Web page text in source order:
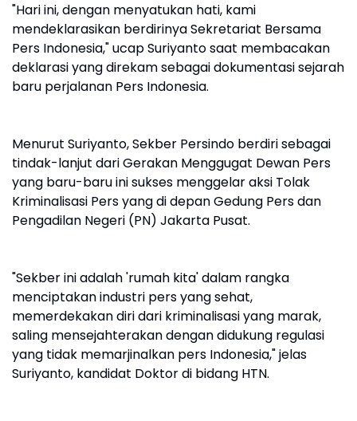
"Hari ini, dengan menyatukan hati, kami
mendeklarasikan berdirinya Sekretariat Bersama
Pers Indonesia," ucap Suriyanto saat membacakan
deklarasi yang direkam sebagai dokumentasi sejarah
baru perjalanan Pers Indonesia.
Menurut Suriyanto, Sekber Persindo berdiri sebagai
tindak-lanjut dari Gerakan Menggugat Dewan Pers
yang baru-baru ini sukses menggelar aksi Tolak
Kriminalisasi Pers yang di depan Gedung Pers dan
Pengadilan Negeri (PN) Jakarta Pusat.
"Sekber ini adalah 'rumah kita' dalam rangka
menciptakan industri pers yang sehat,
memerdekakan diri dari kriminalisasi yang marak,
saling mensejahterakan dengan didukung regulasi
yang tidak memarjinalkan pers Indonesia," jelas
Suriyanto, kandidat Doktor di bidang HTN.